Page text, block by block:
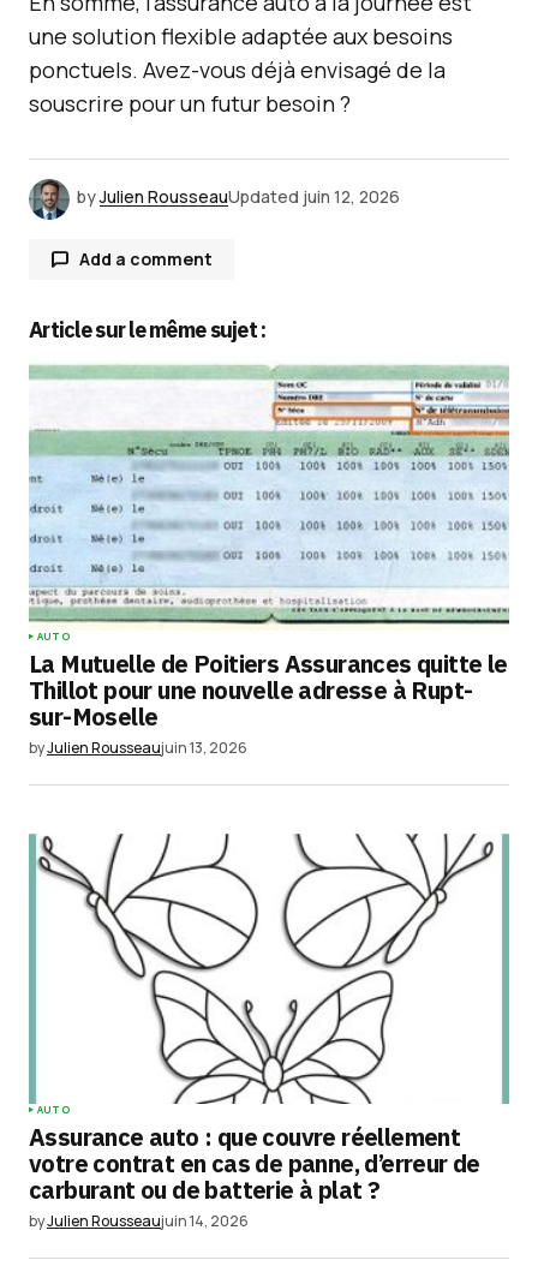
une solution flexible adaptée aux besoins
ponctuels. Avez-vous déjà envisagé de la
souscrire pour un futur besoin ?
byJulien RousseauUpdated juin 12, 2026
Add a comment
Votre adresse e-mail ne sera pas publiée.Les
champs obligatoires sont indiqués avec*
Comment*
Your Name*
Your E-mail*
Enregistrer mon nom, mon e-mail et mon
site dans le navigateur pour mon prochain
Submit Comment
Article sur le même sujet :
AUTO
La Mutuelle de Poitiers Assurances quitte le
Thillot pour une nouvelle adresse à Rupt-
sur-Moselle
byJulien Rousseaujuin 13, 2026
AUTO
Assurance auto : que couvre réellement
votre contrat en cas de panne, d’erreur de
carburant ou de batterie à plat ?
byJulien Rousseaujuin 14, 2026